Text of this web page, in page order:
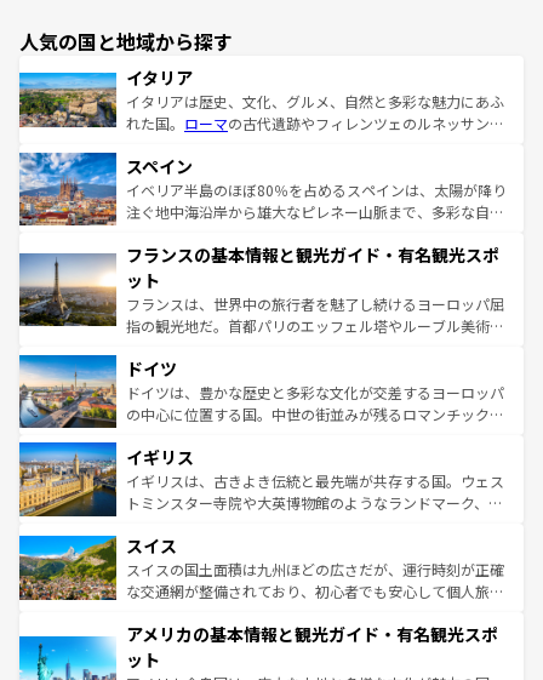
人気の国と地域から探す
イタリア
イタリアは歴史、文化、グルメ、自然と多彩な魅力にあふ
れた国。 ローマの古代遺跡やフィレンツェのルネッサンス
ろん、トスカーナの美しい田園風景やアマルフィ海岸の絶
景など、自然景観も見逃せない。観光の合間には、本場の
ピザやパスタなど、絶品のイタリア料理を堪能することも
ませてくれるイタリアで、忘れられない旅をしてみよう！
なお、新着のイタリア情報は
しい。
スペイン
イベリア半島のほぼ80％を占めるスペインは、太陽が降り
注ぐ地中海沿岸から雄大なピレネー山脈まで、多彩な自然
文化が根付くこの国では、情熱的なフラメンコ、熱気あふ
れる闘牛、そして美味しいタパスが生活の一部となってい
る。首都マドリードの洗練された雰囲気や、バルセロナの
アートに溢れた街角から、地方では古代ローマ遺跡や中世
せる。地方によって風土や気候が異なるスペインはその個
性で訪れる人を魅了する。 なお、新着のスペイン情報は コ
ンテンツ一覧を参照してほしい。
フランスの基本情報と観光ガイド・有名観光スポ
ット
フランスは、世界中の旅行者を魅了し続けるヨーロッパ屈
指の観光地だ。首都パリのエッフェル塔やルーブル美術館
で、幅広い魅力が詰まっている。華麗な宮殿、歴史的な大
聖堂、美しいビーチ、そして豊かな自然が、訪れる者を心
から魅了する。また、フランスは美食の国としても知ら
いる。シャンパンの発祥地であるランス、プロヴァンスの
香り高いラベンダー畑など、多彩な楽しみ方が可能だ。さ
らに、パリ以外の地域にも魅力が溢れており、どの街角に
れる地方に足を運ぶとそれぞれで全く異なる文化を体験で
きるだろう。 なお、新着のフランス情報はコンテンツ一覧
を参照してほしい。
ドイツ
ドイツは、豊かな歴史と多彩な文化が交差するヨーロッパ
の中心に位置する国。中世の街並みが残るロマンチック街
顔を持つこの国は、どこを歩いても飽きることがない。ベ
ルリンの文化的活気、バイエルン州のアルプスの絶景、そ
してライン川沿いのワイン畑といった風景は必見。ビール
は、お酒好きな人にはぜひ体験してほしい。 なお、新着の
ドイツ情報はコンテンツ一覧を参照してほしい。
イギリス
イギリスは、古きよき伝統と最先端が共存する国。ウェス
トミンスター寺院や大英博物館のようなランドマーク、歴
リアごとに異なる魅力がある。また、優雅なアフタヌーン
ティー、ビール好きにはたまらない英国パブ、サッカー観
戦など、本場だからこそできる体験も豊富。イギリスを旅
ンツ一覧を参照してほしい。
スイス
スイスの国土面積は九州ほどの広さだが、運行時刻が正確
な交通網が整備されており、初心者でも安心して個人旅行
の建物がそのまま残る町や、スイスならではのユニークな
博物館もあり、アルプス観光だけでなく町歩きも満喫する
アメリカの基本情報と観光ガイド・有名観光スポ
ット